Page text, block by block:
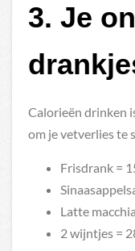
3. Je
Calorieën drinken
om je vetverlies te
Frisdrank =
Latte
2 wijntjes =